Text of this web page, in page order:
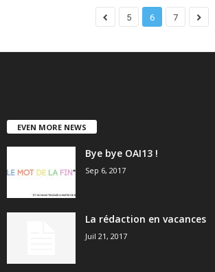
5 6 7
EVEN MORE NEWS
Bye bye OAI13 !
Sep 6, 2017
La rédaction en vacances
Juil 21, 2017